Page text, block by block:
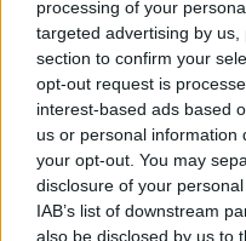
processing of your
targeted advertising by
section to confirm your
opt-out request is
interest-based ads based
us or personal information
your opt-out. You may
disclosure of your
IAB’s list of downstream
also be disclosed by us to
3.2 - 14
3.5 - 3
5 - 1